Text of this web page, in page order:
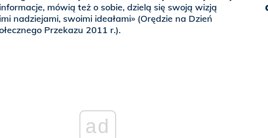
mówią też o sobie, dzielą się swoją wizją
nadziejami, swoimi ideałami» (Orędzie na Dzień
Przekazu 2011 r.).
ad